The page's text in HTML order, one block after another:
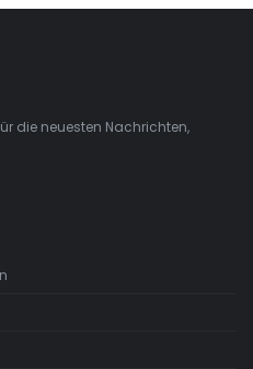
die neuesten Nachrichten,